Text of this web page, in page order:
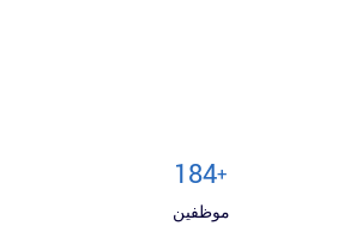
200+
موظفين